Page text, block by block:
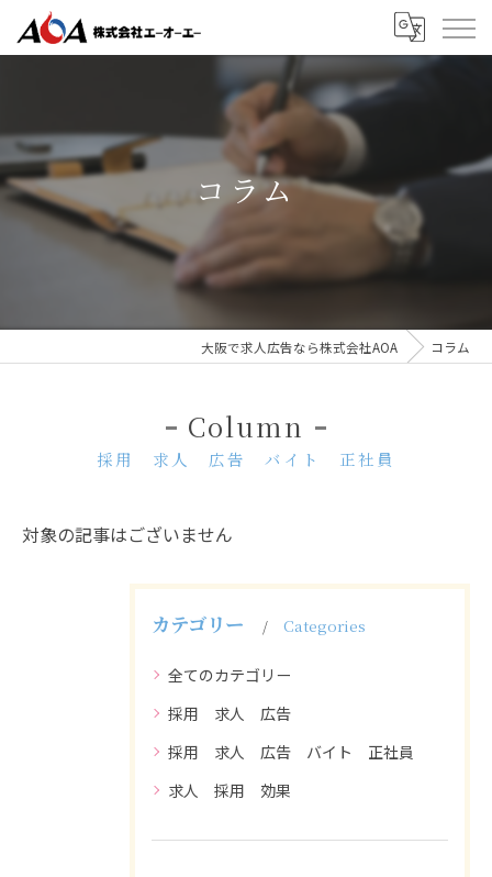
コラム
大阪で求人広告なら株式会社AOA コラム
Column
採用 求人 広告 バイト 正社員
対象の記事はございません
カテゴリー Categories
全てのカテゴリー
採用 求人 広告
採用 求人 広告 バイト 正社員
求人 採用 効果